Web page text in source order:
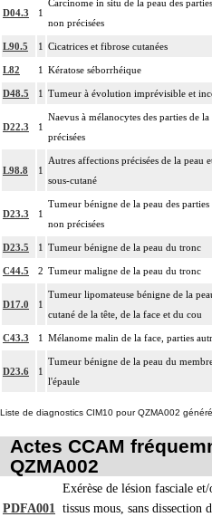
D04.3 1
Carcinome in situ de la peau des
non précisées
L90.5 1 Cicatrices et fibrose cutanées
L82 1 Kératose séborrhéique
D48.5 1 Tumeur à évolution imprévisible et
D22.3 1
Naevus à mélanocytes des parties de
précisées
L98.8 1
Autres affections précisées de la peau
sous-cutané
D23.3 1
Tumeur bénigne de la peau des parties
non précisées
D23.5 1 Tumeur bénigne de la peau du tronc
C44.5 2 Tumeur maligne de la peau du tronc
D17.0 1
Tumeur lipomateuse bénigne de la
cutané de la tête, de la face et du cou
C43.3 1 Mélanome malin de la face, parties
D23.6 1
Tumeur bénigne de la peau du
l'épaule
Liste de diagnostics CIM10 pour QZMA002
Actes CCAM
QZMA002
PDFA001
Exérèse de lésion fasciale et/
tissus mous, sans dissection